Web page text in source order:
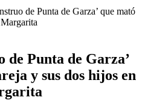
de Punta de Garza’ que mató
de Punta de Garza’
y sus dos hijos en